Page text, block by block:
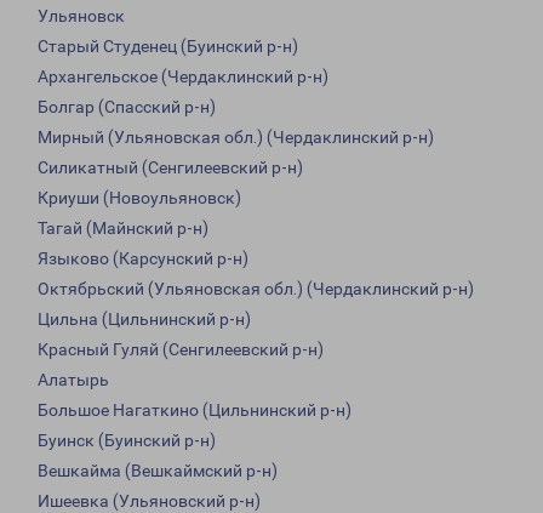
Ульяновск
Старый Студенец (Буинский р-н)
Архангельское (Чердаклинский р-н)
Болгар (Спасский р-н)
Мирный (Ульяновская обл.) (Чердаклинский р-н)
Силикатный (Сенгилеевский р-н)
Криуши (Новоульяновск)
Тагай (Майнский р-н)
Языково (Карсунский р-н)
Октябрьский (Ульяновская обл.) (Чердаклинский р-н)
Цильна (Цильнинский р-н)
Красный Гуляй (Сенгилеевский р-н)
Алатырь
Большое Нагаткино (Цильнинский р-н)
Буинск (Буинский р-н)
Вешкайма (Вешкаймский р-н)
Ишеевка (Ульяновский р-н)